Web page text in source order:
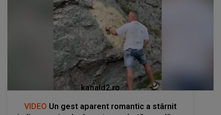
kanald2.ro
VIDEO Un gest aparent romantic a stârnit